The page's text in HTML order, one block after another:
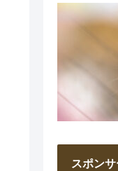
スポン